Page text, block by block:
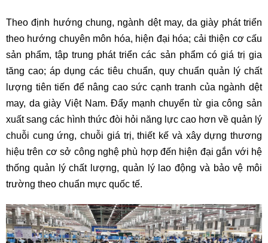
Theo định hướng chung, ngành dệt may, da giày phát triển
theo hướng chuyên môn hóa, hiện đại hóa; cải thiện cơ cấu
sản phẩm, tập trung phát triển các sản phẩm có giá trị gia
tăng cao; áp dụng các tiêu chuẩn, quy chuẩn quản lý chất
lượng tiên tiến để nâng cao sức cạnh tranh của ngành dệt
may, da giày Việt Nam. Đẩy mạnh chuyển từ gia công sản
xuất sang các hình thức đòi hỏi năng lực cao hơn về quản lý
chuỗi cung ứng, chuỗi giá trị, thiết kế và xây dựng thương
hiệu trên cơ sở công nghệ phù hợp đến hiện đại gắn với hệ
thống quản lý chất lượng, quản lý lao động và bảo vệ môi
trường theo chuẩn mực quốc tế.